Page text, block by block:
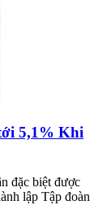
5,1% Khi
đặc biệt được
lập Tập đoàn